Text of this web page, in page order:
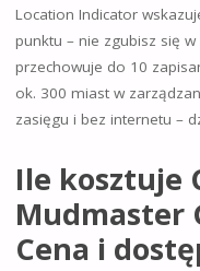
Location Indicator
punktu – nie zgubisz się
przechowuje do 10
ok. 300 miast w
zasięgu i bez internetu –
Ile kosztuje
Mudmaster
Cena i